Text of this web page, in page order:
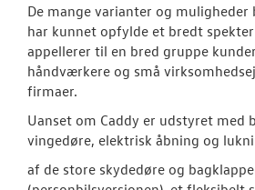
De mange varianter og muligheder
har kunnet opfylde et bredt
appellerer til en bred gruppe
håndværkere og små
firmaer.
Uanset om Caddy er udstyret med
vingedøre, elektrisk åbning og
af de store skydedøre og